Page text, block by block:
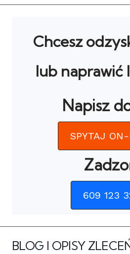
Chcesz
lub naprawić
Napisz
SPYTAJ
609 123
BLOG I OPISY